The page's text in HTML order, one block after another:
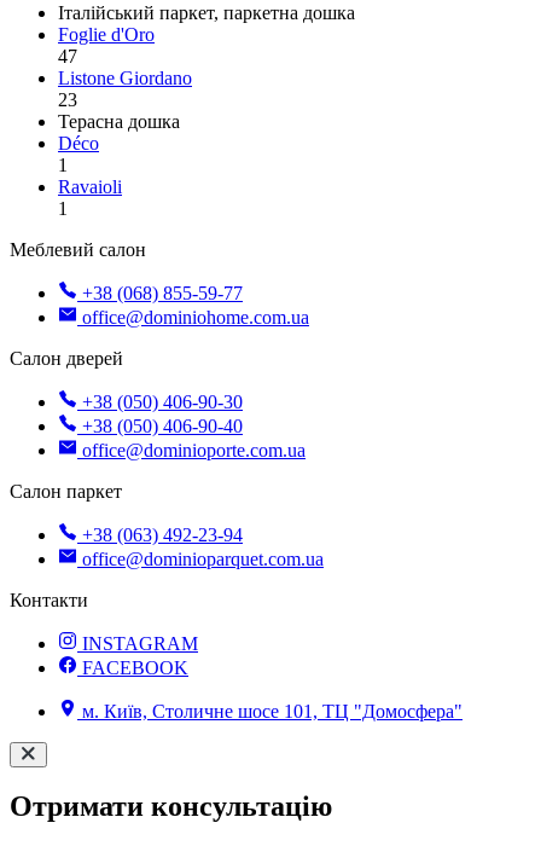
Італійський паркет, паркетна дошка
Foglie d'Oro
47
Listone Giordano
23
Терасна дошка
Déco
1
Ravaioli
1
Меблевий салон
+38 (068) 855-59-77
office@dominiohome.com.ua
Салон дверей
+38 (050) 406-90-30
+38 (050) 406-90-40
office@dominioporte.com.ua
Салон паркет
+38 (063) 492-23-94
office@dominioparquet.com.ua
Контакти
INSTAGRAM
FACEBOOK
м. Київ, Столичне шосе 101, ТЦ "Домосфера"
Отримати консультацію